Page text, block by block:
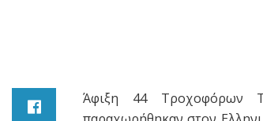
Άφιξη 44 Τροχοφόρων